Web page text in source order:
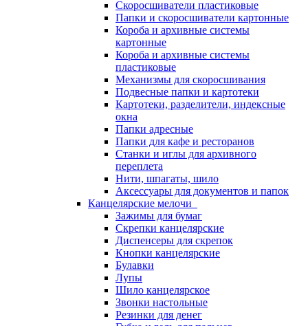
Скоросшиватели пластиковые
Папки и скоросшиватели картонные
Короба и архивные системы
картонные
Короба и архивные системы
пластиковые
Механизмы для скоросшивания
Подвесные папки и картотеки
Картотеки, разделители, индексные
окна
Папки адресные
Папки для кафе и ресторанов
Станки и иглы для архивного
переплета
Нити, шпагаты, шило
Аксессуары для документов и папок
Канцелярские мелочи
Зажимы для бумаг
Скрепки канцелярские
Диспенсеры для скрепок
Кнопки канцелярские
Булавки
Лупы
Шило канцелярское
Звонки настольные
Резинки для денег